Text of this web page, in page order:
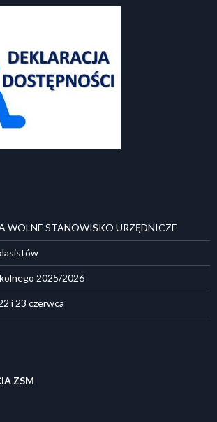
WOLNE STANOWISKO URZĘDNICZE
2025/2026
i 23 czerwca
ZSM